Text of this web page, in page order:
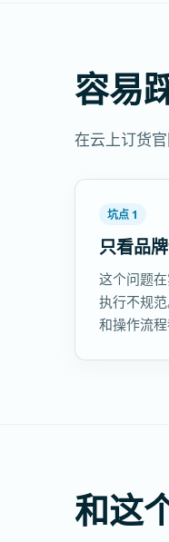
容易
在云上订货
坑点 1
只看品
这个问题
执行不规
和操作流程
和这